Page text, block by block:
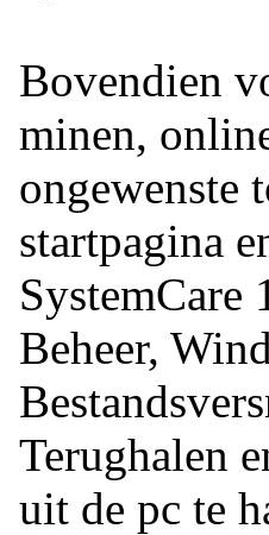
Bovendien
minen,
ongewenste
startpagina
SystemCare
Beheer,
Terughalen
uit de pc te